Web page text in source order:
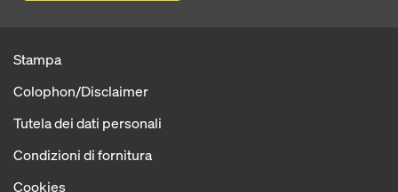
Stampa
Colophon/Disclaimer
Tutela dei dati personali
Condizioni di fornitura
Cookies